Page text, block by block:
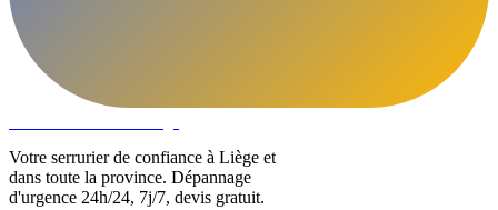
Votre serrurier de confiance à Liège et
dans toute la province. Dépannage
d'urgence 24h/24, 7j/7, devis gratuit.